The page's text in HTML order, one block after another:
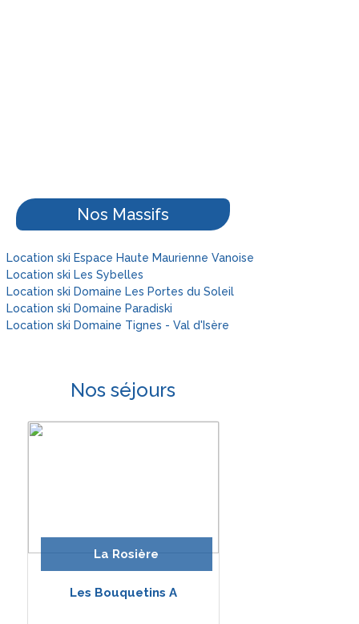
Nos Massifs
Location ski Espace Haute Maurienne Vanoise
Location ski Les Sybelles
Location ski Domaine Les Portes du Soleil
Location ski Domaine Paradiski
Location ski Domaine Tignes - Val d'Isère
Nos séjours
La Rosière
Les Bouquetins A